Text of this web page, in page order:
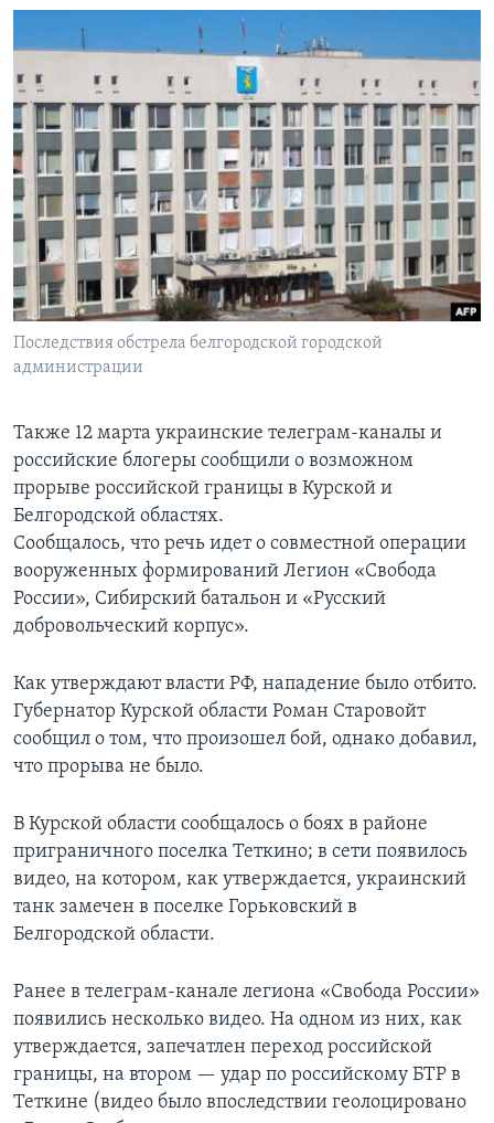
Последствия обстрела белгородской городской
администрации
Также 12 марта украинские телеграм-каналы и
российские блогеры сообщили о возможном
прорыве российской границы в Курской и
Белгородской областях.
Сообщалось, что речь идет о совместной операции
вооруженных формирований Легион «Свобода
России», Сибирский батальон и «Русский
добровольческий корпус».
Как утверждают власти РФ, нападение было отбито.
Губернатор Курской области Роман Старовойт
сообщил о том, что произошел бой, однако добавил,
что прорыва не было.
В Курской области сообщалось о боях в районе
приграничного поселка Теткино; в сети появилось
видео, на котором, как утверждается, украинский
танк замечен в поселке Горьковский в
Белгородской области.
Ранее в телеграм-канале легиона «Свобода России»
появились несколько видео. На одном из них, как
утверждается, запечатлен переход российской
границы, на втором — удар по российскому БТР в
Теткине (видео было впоследствии геолоцировано